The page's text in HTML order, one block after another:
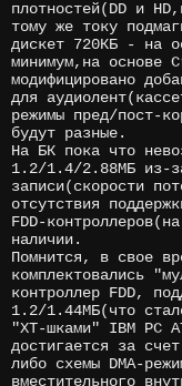
плотностей(DD и
тому же току
дискет 720КБ - на
минимум,на основе
модифицировано
для
режимы пред/пост-
будут разные.
На БК пока что
1.2/1.4/2.88МБ из-
записи(скорости
отсутствия
FDD-
наличии.
Помнится, в свое
комплектовались
контроллер FDD,
1.2/1.44МБ(что
"XT-шками" IBM
достигается за
либо схемы DMA-
вместительного